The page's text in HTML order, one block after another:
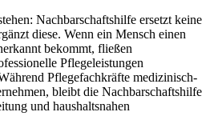
Nachbarschaftshilfe ersetzt keine
diese. Wenn ein Mensch einen
bekommt, fließen
Pflegeleistungen
Pflegefachkräfte medizinisch-
bleibt die Nachbarschaftshilfe
und haushaltsnahen